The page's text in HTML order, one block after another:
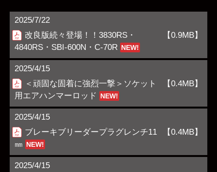
2025/7/22
改良版続々登場！！3830RS・
4840RS・SBI-600N・C-70R NEW!
【0.9MB】
2025/4/15
＜頑固な固着に強烈一撃＞ソケット
用エアハンマーロッド
NEW!
【0.4MB】
2025/4/15
ブレーキブリーダープラグレンチ11
㎜ NEW!
【0.4MB】
2025/4/15